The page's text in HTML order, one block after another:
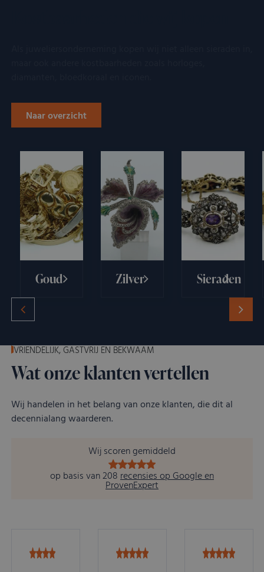
Naar overzicht
Goud Zilver Sieraden
VRIENDELIJK, GASTVRIJ EN BEKWAAM
Wat onze klanten vertellen
Wij handelen in het belang van onze klanten, die dit al
decennialang waarderen.
Wij scoren gemiddeld
op basis van 208recensies op Google en
ProvenExpert